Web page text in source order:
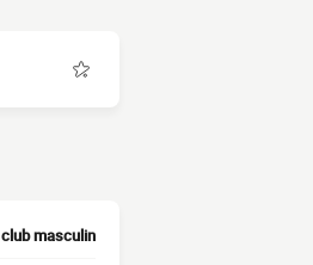
club masculin